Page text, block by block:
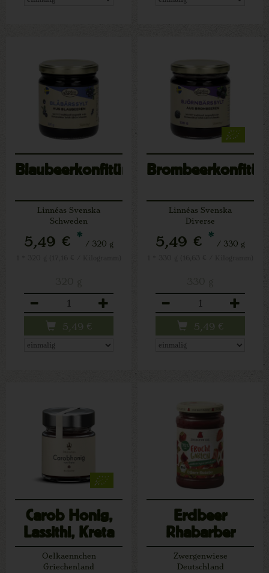
Blaubeerkonfitüre
Linnéas Svenska
Schweden
5,49 € * / 320 g
5,49 €
Linnéas Svenska
Diverse
5,49 € * / 330 g
5,49 €
Carob Honig,
Lassithi, Kreta
Oelkaennchen
Griechenland
Erdbeer
Rhabarber
Fruchtgarten
Zwergenwiese
Deutschland